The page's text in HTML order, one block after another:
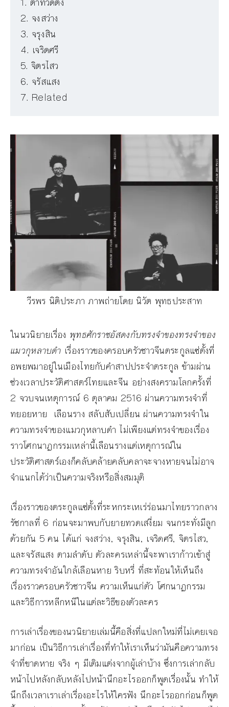
จงสว่าง
จรุงสิน
เจริดศรี
จิตรไสว
จรัสแสง
Related
วีรพร นิติประภา ภาพถ่ายโดย นิวัต พุทธประสาท
ในนวนิยายเรื่อง พุทธศักราชอัสดงกับทรงจำของทรงจำของ
แมวกุหลาบดำ เรื่องราวของครอบครัวชาวจีนตระกูลแซ่ตั้งที่
อพยพมาอยู่ในเมืองไทยกับคำสาปประจำตระกูล ข้ามผ่าน
ช่วงเวลาประวัติศาสตร์ไทยและจีน อย่างสงครามโลกครั้งที่
2 จวบจนเหตุการณ์ 6 ตุลาคม 2516 ผ่านความทรงจำที่
ทยอยหาย เลือนราง สลับสับเปลี่ยน ผ่านความทรงจำใน
ความทรงจำของแมวกุหลาบดำ ไม่เพียงแต่ทรงจำของเรื่อง
ราวโศกนาฏกรรมเหล่านี้เลือนรางแต่เหตุการณ์ใน
ประวัติศาสตร์เองก็คลับคล้ายคลับคลาจะจางหายจนไม่อาจ
จำแนกได้ว่าเป็นความจริงหรือสิ่งสมมุติ
เรื่องราวของตระกูลแซ่ตั้งที่ระหกระเหเร่ร่อนมาไทยราวกลาง
รัชกาลที่ 6 ก่อนจะมาพบกับยายทวดเสงี่ยม จนกระทั่งมีลูก
ด้วยกัน 5 คน ได้แก่ จงสว่าง, จรุงสิน, เจริดศรี, จิตรไสว,
และจรัสแสง ตามลำดับ ตัวละครเหล่านี้จะพาเราก้าวเข้าสู่
ความทรงจำอันใกล้เลือนหาย ริบหรี่ ที่สะท้อนให้เห็นถึง
เรื่องราวครอบครัวชาวจีน ความเห็นแก่ตัว โศกนาฏกรรม
และวิธีการหลีกหนีในแต่ละวิธีของตัวละคร
การเล่าเรื่องของนวนิยายเล่มนี้คือสิ่งที่แปลกใหม่ที่ไม่เคยเจอ
มาก่อน เป็นวิธีการเล่าเรื่องที่ทำให้เราเห็นว่ามันคือความทรง
จำที่ขาดหาย จริง ๆ มีเติมแต่งจากผู้เล่าบ้าง ซึ่งการเล่ากลับ
หน้าไปหลังกลับหลังไปหน้านึกอะไรออกก็พูดเรื่องนั้น ทำให้
นึกถึงเวลาเราเล่าเรื่องอะไรให้ใครฟัง นึกอะไรออกก่อนก็พูด